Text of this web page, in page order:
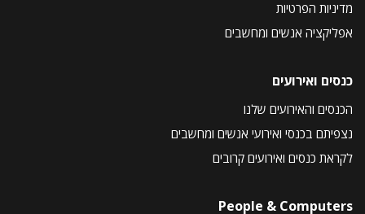
מדיניות הפרטיות
אפליקציה אנשים ומחשבים
כנסים ואירועים
הכנסים והאירועים שלנו
נצפיתם בכנסי ואירועי אנשים ומחשבים
לקראת כנסים ואירועים קרובים
People & Computers